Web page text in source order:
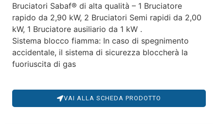
Bruciatori Sabaf® di alta qualità – 1 Bruciatore
rapido da 2,90 kW, 2 Bruciatori Semi rapidi da 2,00
kW, 1 Bruciatore ausiliario da 1 kW .
Sistema blocco fiamma: In caso di spegnimento
accidentale, il sistema di sicurezza bloccherà la
fuoriuscita di gas
VAI ALLA SCHEDA PRODOTTO